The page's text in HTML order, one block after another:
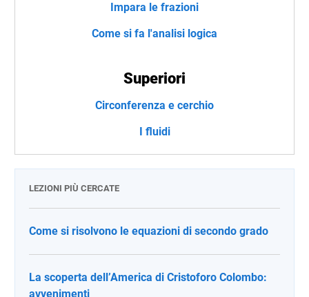
Impara le frazioni
Come si fa l'analisi logica
Superiori
Circonferenza e cerchio
I fluidi
LEZIONI PIÙ CERCATE
Come si risolvono le equazioni di secondo grado
La scoperta dell’America di Cristoforo Colombo:
avvenimenti